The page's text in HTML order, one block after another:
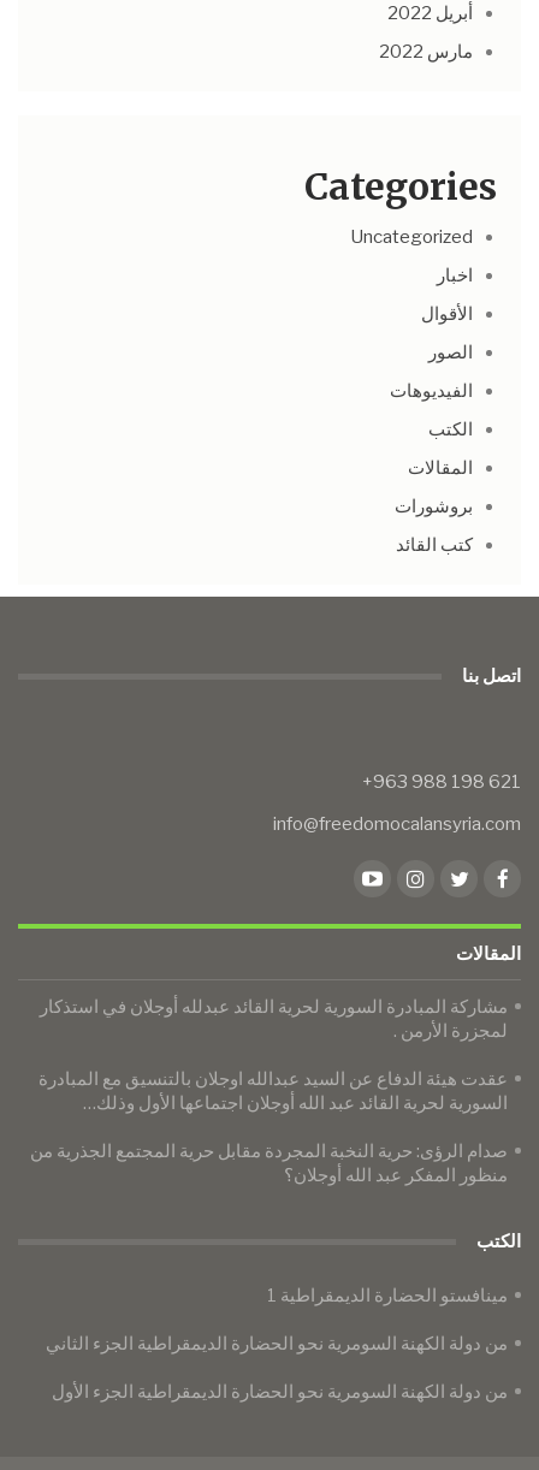
أبريل 2022
مارس 2022
Categories
Uncategorized
اخبار
الأقوال
الصور
الفيديوهات
الكتب
المقالات
بروشورات
كتب القائد
اتصل بنا
info@freedomocalansyria.com
المقالات
مشاركة المبادرة السورية لحرية القائد عبدلله أوجلان في استذكار
لمجزرة الأرمن .
عقدت هيئة الدفاع عن السيد عبدالله اوجلان بالتنسيق مع المبادرة
السورية لحرية القائد عبد الله أوجلان اجتماعها الأول وذلك…
صدام الرؤى: حرية النخبة المجردة مقابل حرية المجتمع الجذرية من
منظور المفكر عبد الله أوجلان؟
الكتب
مينافستو الحضارة الديمقراطية 1
من دولة الكهنة السومرية نحو الحضارة الديمقراطية الجزء الثاني
من دولة الكهنة السومرية نحو الحضارة الديمقراطية الجزء الأول